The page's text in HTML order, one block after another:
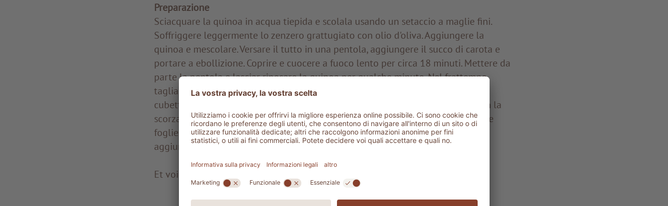
Preparazione
Sciacquare la quinoa in acqua tiepida e scolala usando un setaccio a maglie fini.
Soffriggere leggermente lo zenzero grattugiato con olio d'oliva. Aggiungere la
quinoa e mescolare. Versare il tutto in una pentola, aggiungere il succo di carota e
portare a ebollizione. Coprire e cuocere a fuoco lento per circa 18 minuti. Mettere da
parte la pentola e lasciar riposare la quinoa per qualche minuto. Nel frattempo,
tagliare la polpa del melone a cubetti, poi aggiungere la carota grattugiata e i
cubetti di melone alla quinoa e mescolare. Condire con il succo di limone (o con la
scorza grattugiata), sale e olio d'oliva a piacere. Lavare e tagliare il radicchio e le
foglie di menta, condirle a loro volta con sale, olio d'oliva e succo di limone e
aggiungerle all'insalata di quinoa.
Et voilà … il piatto è pronto!